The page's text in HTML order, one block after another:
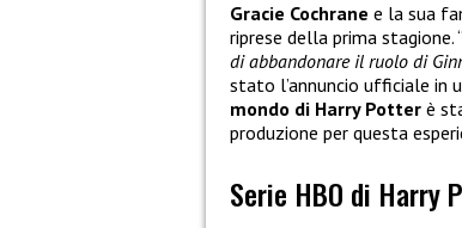
Gracie Cochrane e la sua
riprese della prima stagione.
di abbandonare il ruolo di
stato l’annuncio ufficiale in
mondo di Harry Potter è
produzione per questa
Serie HBO di Harry